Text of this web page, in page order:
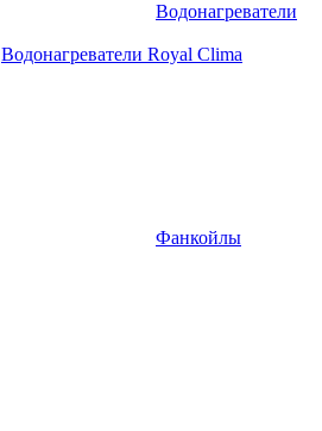
Водонагреватели
Водонагреватели Royal Clima
Фанкойлы